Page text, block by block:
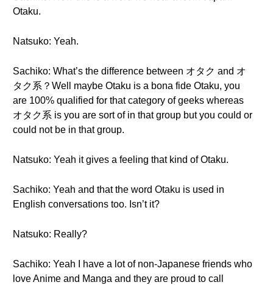
Otaku.
Natsuko: Yeah.
Sachiko: What’s the difference between オタク and オ
タク系？Well maybe Otaku is a bona fide Otaku, you
are 100% qualified for that category of geeks whereas
オタク系 is you are sort of in that group but you could or
could not be in that group.
Natsuko: Yeah it gives a feeling that kind of Otaku.
Sachiko: Yeah and that the word Otaku is used in
English conversations too. Isn’t it?
Natsuko: Really?
Sachiko: Yeah I have a lot of non-Japanese friends who
love Anime and Manga and they are proud to call